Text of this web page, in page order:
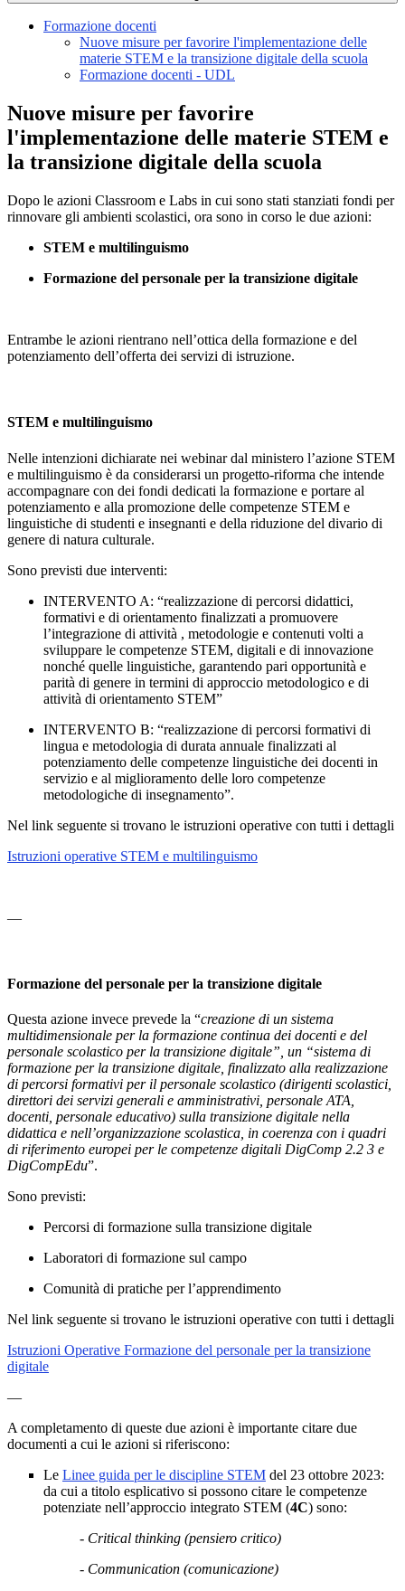
Formazione docenti
Nuove misure per favorire l'implementazione delle
materie STEM e la transizione digitale della scuola
Formazione docenti - UDL
Nuove misure per favorire
l'implementazione delle materie STEM e
la transizione digitale della scuola
Dopo le azioni Classroom e Labs in cui sono stati stanziati fondi per
rinnovare gli ambienti scolastici, ora sono in corso le due azioni:
STEM e multilinguismo
Formazione del personale per la transizione digitale
Entrambe le azioni rientrano nell’ottica della formazione e del
potenziamento dell’offerta dei servizi di istruzione.
STEM e multilinguismo
Nelle intenzioni dichiarate nei webinar dal ministero l’azione STEM
e multilinguismo è da considerarsi un progetto-riforma che intende
accompagnare con dei fondi dedicati la formazione e portare al
potenziamento e alla promozione delle competenze STEM e
linguistiche di studenti e insegnanti e della riduzione del divario di
genere di natura culturale.
Sono previsti due interventi:
INTERVENTO A: “realizzazione di percorsi didattici,
formativi e di orientamento finalizzati a promuovere
l’integrazione di attività , metodologie e contenuti volti a
sviluppare le competenze STEM, digitali e di innovazione
nonché quelle linguistiche, garantendo pari opportunità e
parità di genere in termini di approccio metodologico e di
attività di orientamento STEM”
INTERVENTO B: “realizzazione di percorsi formativi di
lingua e metodologia di durata annuale finalizzati al
potenziamento delle competenze linguistiche dei docenti in
servizio e al miglioramento delle loro competenze
metodologiche di insegnamento”.
Nel link seguente si trovano le istruzioni operative con tutti i dettagli
Istruzioni operative STEM e multilinguismo
—
Formazione del personale per la transizione digitale
Questa azione invece prevede la “creazione di un sistema
multidimensionale per la formazione continua dei docenti e del
personale scolastico per la transizione digitale”, un “sistema di
formazione per la transizione digitale, finalizzato alla realizzazione
di percorsi formativi per il personale scolastico (dirigenti scolastici,
direttori dei servizi generali e amministrativi, personale ATA,
docenti, personale educativo) sulla transizione digitale nella
didattica e nell’organizzazione scolastica, in coerenza con i quadri
di riferimento europei per le competenze digitali DigComp 2.2 3 e
DigCompEdu”.
Sono previsti:
Percorsi di formazione sulla transizione digitale
Laboratori di formazione sul campo
Comunità di pratiche per l’apprendimento
Nel link seguente si trovano le istruzioni operative con tutti i dettagli
Istruzioni Operative Formazione del personale per la transizione
digitale
—
A completamento di queste due azioni è importante citare due
documenti a cui le azioni si riferiscono:
Le Linee guida per le discipline STEM del 23 ottobre 2023:
da cui a titolo esplicativo si possono citare le competenze
potenziate nell’approccio integrato STEM (4C) sono:
- Critical thinking (pensiero critico)
- Communication (comunicazione)